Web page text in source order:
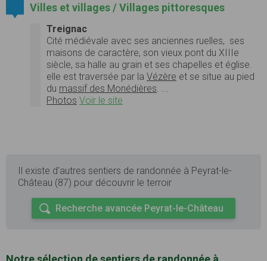
Villes et villages / Villages pittoresques
Treignac
Cité médiévale avec ses anciennes ruelles, ses
maisons de caractère, son vieux pont du XIIIe
siècle, sa halle au grain et ses chapelles et église.
elle est traversée par la Vézère et se situe au pied
du massif des Monédières
Photos Voir le site
Il existe d'autres sentiers de randonnée à Peyrat-le-
Château (87) pour découvrir le terroir
Recherche avancée Peyrat-le-Château